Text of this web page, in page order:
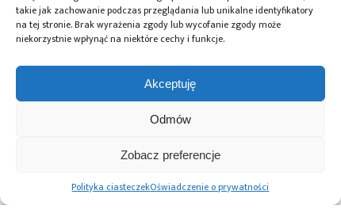
takie jak zachowanie podczas przeglądania lub unikalne identyfikatory
na tej stronie. Brak wyrażenia zgody lub wycofanie zgody może
niekorzystnie wpłynąć na niektóre cechy i funkcje.
Akceptuję
Odmów
Zobacz preferencje
Polityka ciasteczekOświadczenie o prywatności
Nowy inteligentny transceiver radiowy